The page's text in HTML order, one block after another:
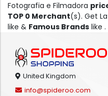
Fotografia e Filmadora
TOP 0 Merchant(s). Get
like & Famous Brands like .
United Kingdom
info@spideroo.com